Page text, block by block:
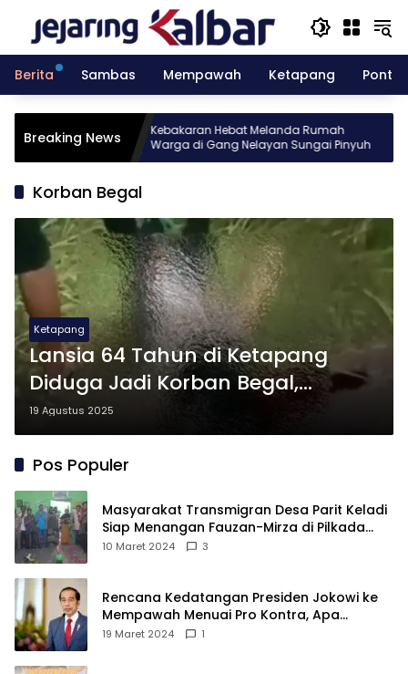
konten
Berita
Sambas Mempawah Ketapang
Breaking News
gelar
Batch 10
Kebakaran Hebat Melanda Rumah
Warga di Gang Nelayan Sungai Pinyuh
Korban Begal
Ketapang
Lansia 64 Tahun di Ketapang
Diduga Jadi Korban Begal,
Ditemukan Bersimbah Darah
19 Agustus 2025
Pos Populer
Masyarakat Transmigran Desa Parit Keladi
Siap Menangan Fauzan-Mirza di Pilkada
Kubu Raya
10 Maret 2024 3
Rencana Kedatangan Presiden Jokowi ke
Mempawah Menuai Pro Kontra, Apa
Sebabnya?
19 Maret 2024 1